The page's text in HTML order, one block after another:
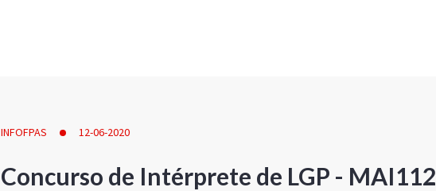
INFOFPAS 12-06-2020
Concurso de Intérprete de LGP - MAI112